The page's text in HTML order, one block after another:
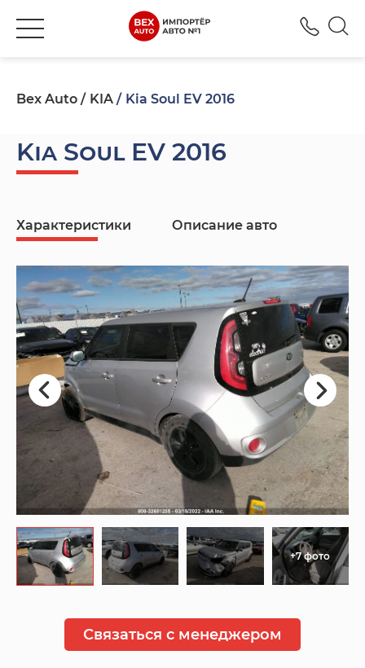
Bex Auto KIA Kia Soul EV 2016
Kia Soul EV 2016
Характеристики Описание авто
+7 фото
Связаться с менеджером